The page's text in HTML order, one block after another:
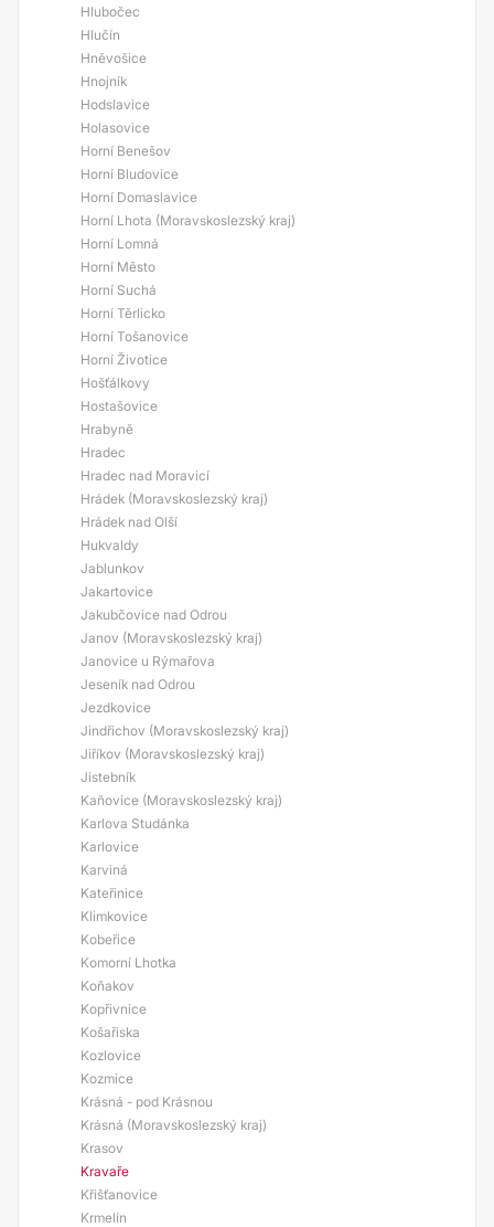
Hlubočec
Hlučín
Hněvošice
Hnojník
Hodslavice
Holasovice
Horní Benešov
Horní Bludovice
Horní Domaslavice
Horní Lhota (Moravskoslezský kraj)
Horní Lomná
Horní Město
Horní Suchá
Horní Těrlicko
Horní Tošanovice
Horní Životice
Hošťálkovy
Hostašovice
Hrabyně
Hradec
Hradec nad Moravicí
Hrádek (Moravskoslezský kraj)
Hrádek nad Olší
Hukvaldy
Jablunkov
Jakartovice
Jakubčovice nad Odrou
Janov (Moravskoslezský kraj)
Janovice u Rýmařova
Jeseník nad Odrou
Jezdkovice
Jindřichov (Moravskoslezský kraj)
Jiříkov (Moravskoslezský kraj)
Jistebník
Kaňovice (Moravskoslezský kraj)
Karlova Studánka
Karlovice
Karviná
Kateřinice
Klimkovice
Kobeřice
Komorní Lhotka
Koňakov
Kopřivnice
Košařiska
Kozlovice
Kozmice
Krásná - pod Krásnou
Krásná (Moravskoslezský kraj)
Krasov
Kravaře
Křišťanovice
Krmelín